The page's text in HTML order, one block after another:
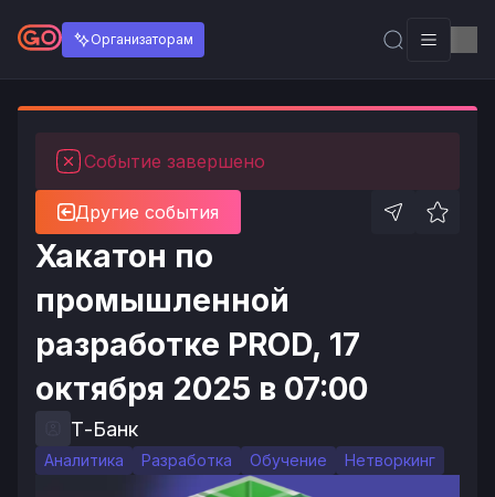
Организаторам
Событие завершено
Другие события
Хакатон по
промышленной
разработке PROD, 17
октября 2025 в 07:00
Т-Банк
Аналитика Разработка Обучение Нетворкинг